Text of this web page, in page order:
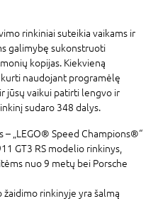
rinkiniai suteikia vaikams ir
galimybę sukonstruoti
kopijas. Kiekvieną
naudojant programėlę
jūsų vaikui patirti lengvo ir
sudaro 348 dalys.
– „LEGO® Speed Champions®“
GT3 RS modelio rinkinys,
nuo 9 metų bei Porsche
rinkinyje yra šalmą